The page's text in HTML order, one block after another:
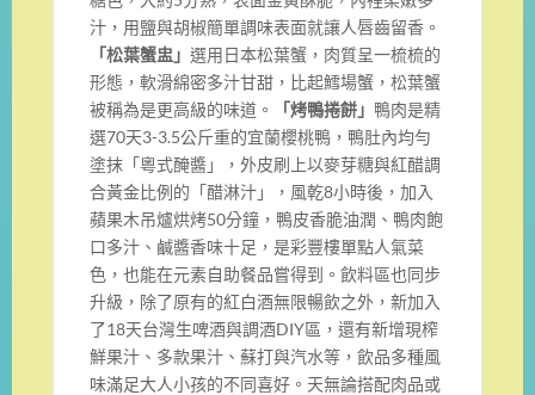
汁，用鹽與胡椒簡單調味表面就讓人唇齒留香。
「松葉蟹盅」 選用日本松葉蟹，肉質呈一梳梳的
形態，軟滑綿密多汁甘甜，比起鱈場蟹，松葉蟹
被稱為是更高級的味道。
「烤鴨捲餅」 鴨肉是精
選70天3-3.5公斤重的宜蘭櫻桃鴨，鴨肚內均勻
塗抹「粵式醃醬」，外皮刷上以麥芽糖與紅醋調
合黃金比例的「醋淋汁」，風乾8小時後，加入
蘋果木吊爐烘烤50分鐘，鴨皮香脆油潤、鴨肉飽
口多汁、鹹醬香味十足，是彩豐樓單點人氣菜
色，也能在元素自助餐品嘗得到。飲料區也同步
升級，除了原有的紅白酒無限暢飲之外，新加入
了18天台灣生啤酒與調酒DIY區，還有新增現榨
鮮果汁、多款果汁、蘇打與汽水等，飲品多種風
味滿足大人小孩的不同喜好。天無論搭配肉品或